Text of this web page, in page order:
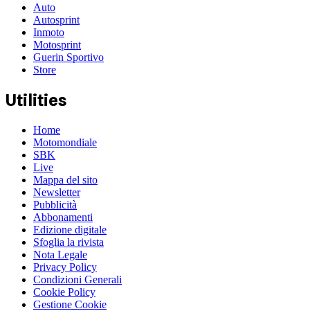
Auto
Autosprint
Inmoto
Motosprint
Guerin Sportivo
Store
Utilities
Home
Motomondiale
SBK
Live
Mappa del sito
Newsletter
Pubblicità
Abbonamenti
Edizione digitale
Sfoglia la rivista
Nota Legale
Privacy Policy
Condizioni Generali
Cookie Policy
Gestione Cookie